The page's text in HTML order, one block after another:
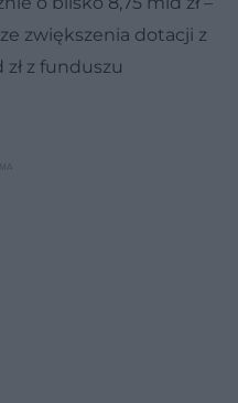
zwiększenia dotacji z
z funduszu